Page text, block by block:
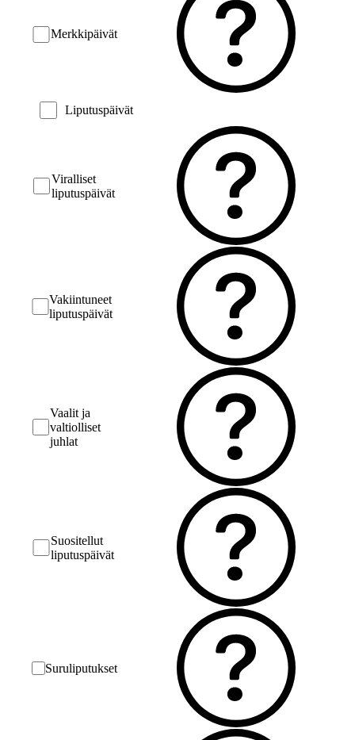
Merkkipäivät
Liputuspäivät
Viralliset
liputuspäivät
Vakiintuneet
liputuspäivät
Vaalit ja
valtiolliset
juhlat
Suositellut
liputuspäivät
Suruliputukset